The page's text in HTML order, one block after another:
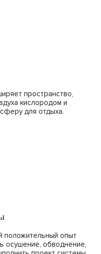
пространство,
кислородом и
для отдыха.
положительный опыт
осушение, обводнение,